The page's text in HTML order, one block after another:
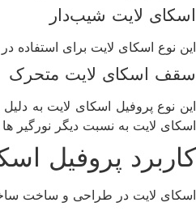
اسکای لایت شیب‌دار
این نوع اسکای لایت برای
سقف اسکای لایت متحرک
این نوع پروفیل اسکای لایت به
اسکای لایت به نسبت دیگر نورگیر
کاربرد پروفیل
اسکای لایت در طراحی و ساخت